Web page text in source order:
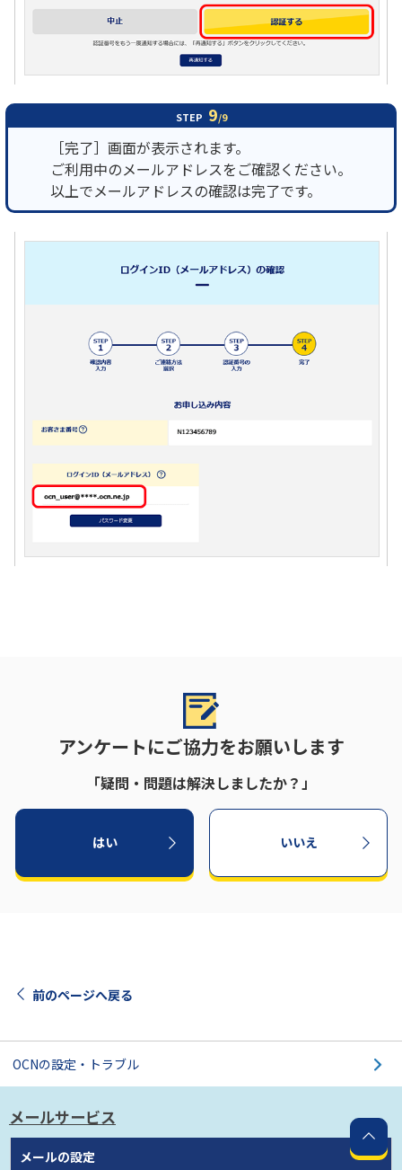
STEP 9/9
［完了］画面が表示されます。
ご利用中のメールアドレスをご確認ください。
以上でメールアドレスの確認は完了です。
アンケートにご協力をお願いします
「疑問・問題は解決しましたか？」
はい いいえ
前のページへ戻る
OCNの設定・トラブル
メールサービス
メールの設定